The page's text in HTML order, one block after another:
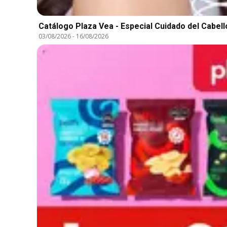
Catálogo Plaza Vea - Especial Cuidado del
03/08/2026- 16/08/2026